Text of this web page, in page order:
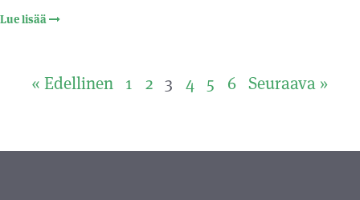
Lue lisää
« Edellinen 1 2 3 4 5 6 Seuraava »